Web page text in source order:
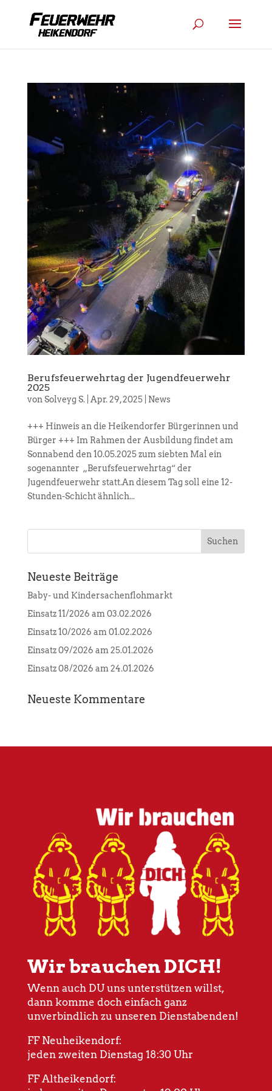
Berufsfeuerwehrtag der Jugendfeuerwehr
2025
vonSolveyg S.| Apr. 29, 2025| News
+++ Hinweis an die Heikendorfer Bürgerinnen und
Bürger +++ Im Rahmen der Ausbildung findet am
Sonnabend den 10.05.2025 zum siebten Mal ein
sogenannter „Berufsfeuerwehrtag“ der
Jugendfeuerwehr statt.An diesem Tag soll eine 12-
Stunden-Schicht ähnlich...
Neueste Beiträge
Baby- und Kindersachenflohmarkt
Einsatz 11/2026 am 03.02.2026
Einsatz 10/2026 am 01.02.2026
Einsatz 09/2026 am 25.01.2026
Einsatz 08/2026 am 24.01.2026
Neueste Kommentare
Wir brauchen DICH!
Wenn auch DU uns unterstützen willst,
dann komme doch einfach ganz
unverbindlich zu unseren Dienstabenden!
FF Neuheikendorf:
jeden zweiten Dienstag 18:30 Uhr
FF Altheikendorf: